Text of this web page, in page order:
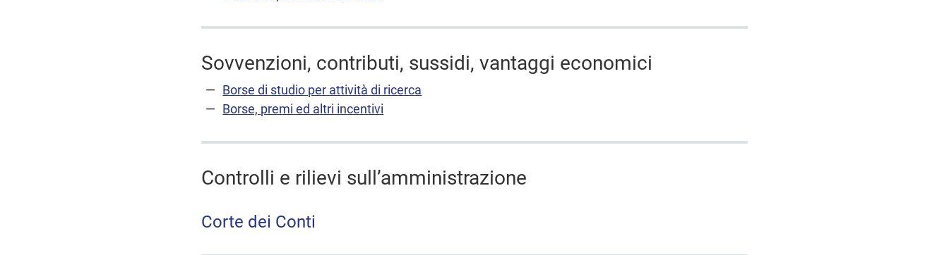
Sovvenzioni, contributi, sussidi, vantaggi economici
Borse di studio per attività di ricerca
Borse, premi ed altri incentivi
Controlli e rilievi sull’amministrazione
Corte dei Conti